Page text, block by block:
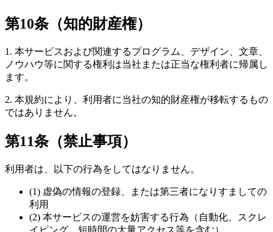
第10条（知的財産権）
1. 本サービスおよび関連するプログラム、デザイン、文章、
ノウハウ等に関する権利は当社または正当な権利者に帰属し
ます。
2. 本規約により、利用者に当社の知的財産権が移転するもの
ではありません。
第11条（禁止事項）
利用者は、以下の行為をしてはなりません。
(1) 虚偽の情報の登録、または第三者になりすましての
利用
(2) 本サービスの運営を妨害する行為（自動化、スクレ
イピング、短時間の大量アクセス等を含む）